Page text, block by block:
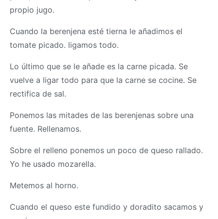
propio jugo.
Cuando la berenjena esté tierna le añadimos el
tomate picado. ligamos todo.
Lo último que se le añade es la carne picada. Se
vuelve a ligar todo para que la carne se cocine. Se
rectifica de sal.
Ponemos las mitades de las berenjenas sobre una
fuente. Rellenamos.
Sobre el relleno ponemos un poco de queso rallado.
Yo he usado mozarella.
Metemos al horno.
Cuando el queso este fundido y doradito sacamos y